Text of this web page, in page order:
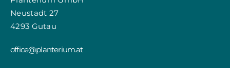
Neustadt 27
4293 Gutau
office@planterium.at